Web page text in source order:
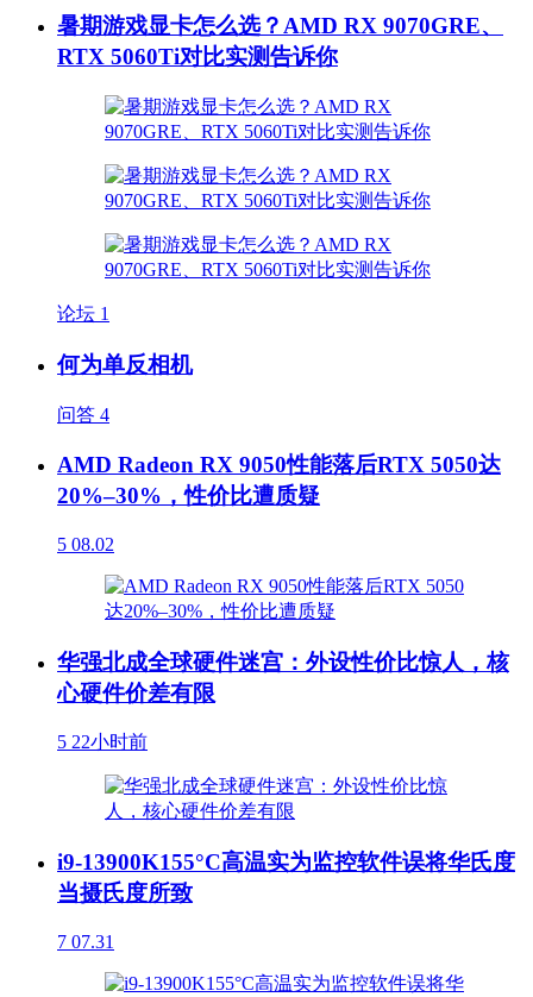
暑期游戏显卡怎么选？AMD RX 9070GRE、
RTX 5060Ti对比实测告诉你
论坛 1
何为单反相机
问答 4
AMD Radeon RX 9050性能落后RTX 5050达
20%–30%，性价比遭质疑
5 08.02
华强北成全球硬件迷宫：外设性价比惊人，核
心硬件价差有限
5 22小时前
i9-13900K155°C高温实为监控软件误将华氏度
当摄氏度所致
7 07.31